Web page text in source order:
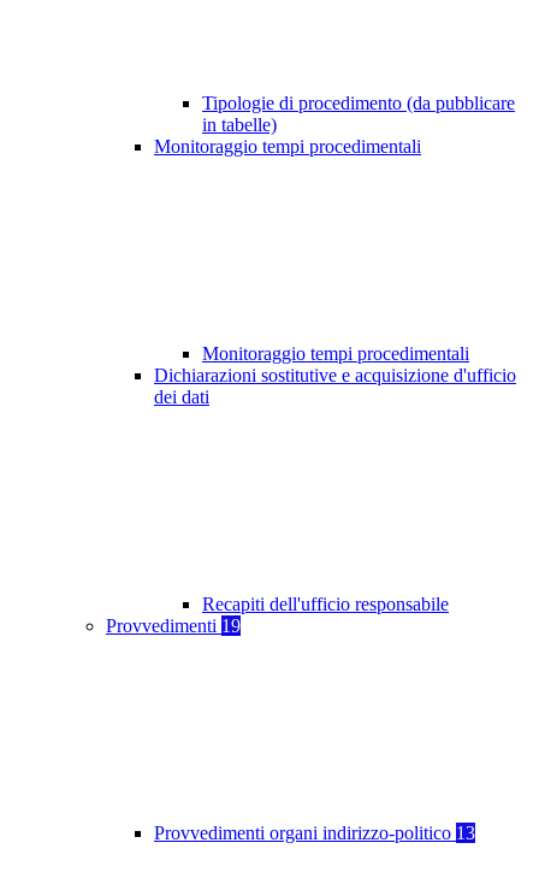
Tipologie di procedimento (da pubblicare
in tabelle)
Monitoraggio tempi procedimentali
Monitoraggio tempi procedimentali
Dichiarazioni sostitutive e acquisizione d'ufficio
dei dati
Recapiti dell'ufficio responsabile
Provvedimenti 19
Provvedimenti organi indirizzo-politico 13